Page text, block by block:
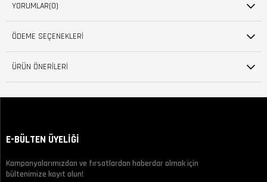
YORUMLAR(0)
ÖDEME SEÇENEKLERI
ÜRÜN ÖNERILERI
E-BÜLTEN ÜYELİĞİ
Kampanyalarımızdan ve fırsatlardan haberdar olmak için
bültenimize kayıt olun!